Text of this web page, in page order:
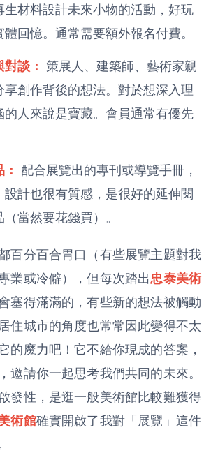
生材料設計未來小物的活動，好玩
回憶。通常需要額外報名付費。
談： 策展人、建築師、藝術家親
享創作背後的想法。對於想深入理
的人來說是寶藏。會員通常有優先
配合展覽出的專刊或導覽手冊，
設計也很有質感，是很好的延伸閱
當然要花錢買）。
百分百合胃口（有些展覽主題對我
業或冷僻），但每次踏出忠泰美術
塞得滿滿的，有些新的想法被觸動
住城市的角度也常常因此變得不太
的魔力吧！它不給你現成的答案，
邀請你一起思考我們共同的未來。
發性，是逛一般美術館比較難獲得
術館確實開啟了我對「展覽」這件